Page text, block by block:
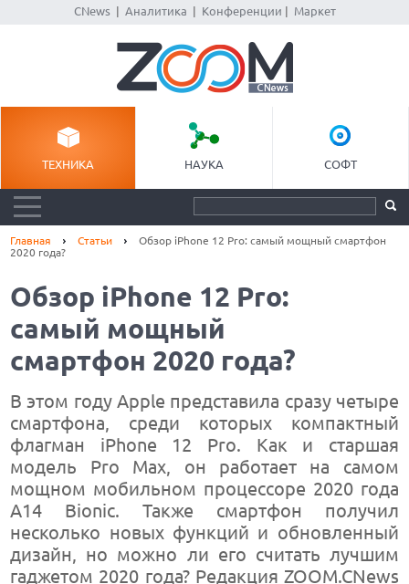
CNews| Аналитика Конференции Маркет
ТЕХНИКА НАУКА СОФТ
Главная Статьи
Обзор iPhone 12 Pro: самый мощный смартфон
2020 года?
Обзор iPhone 12 Pro:
самый мощный
смартфон 2020 года?
В этом году Apple представила сразу четыре
смартфона, среди которых компактный
флагман iPhone 12 Pro. Как и старшая
модель Pro Max, он работает на самом
мощном мобильном процессоре 2020 года
A14 Bionic. Также смартфон получил
несколько новых функций и обновленный
дизайн, но можно ли его считать лучшим
гаджетом 2020 года? Редакция ZOOM.CNews